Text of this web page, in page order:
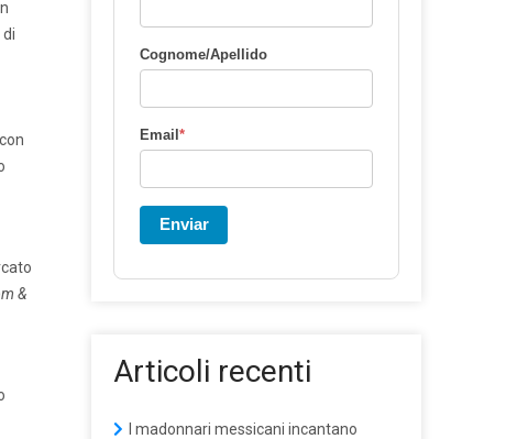
&
Cognome/Apellido
Email *
Enviar
Articoli recenti
I madonnari messicani incantano